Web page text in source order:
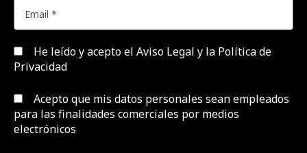
He leído y acepto el Aviso Legal y la Política de
Privacidad
Acepto que mis datos personales sean empleados
para las finalidades comerciales por medios
electrónicos